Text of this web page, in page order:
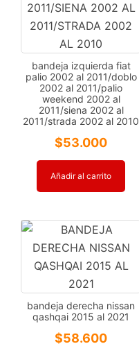
bandeja izquierda fiat
palio 2002 al 2011/doblo
2002 al 2011/palio
weekend 2002 al
2011/siena 2002 al
2011/strada 2002 al 2010
$53.000
Añadir al carrito
bandeja derecha nissan
qashqai 2015 al 2021
$58.600